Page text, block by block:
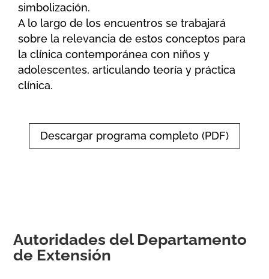
simbolización.
A lo largo de los encuentros se trabajará
sobre la relevancia de estos conceptos para
la clínica contemporánea con niños y
adolescentes, articulando teoría y práctica
clínica.
Descargar programa completo (PDF)
Autoridades del Departamento
de Extensión